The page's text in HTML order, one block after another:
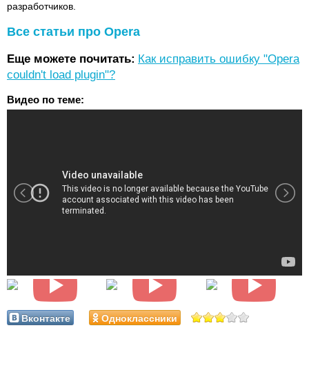
разработчиков.
Все статьи про Opera
Еще можете почитать: Как исправить ошибку "Opera
couldn't load plugin"?
Видео по теме:
Вконтакте Одноклассники